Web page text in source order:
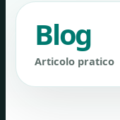
Blog
Articolo pratico